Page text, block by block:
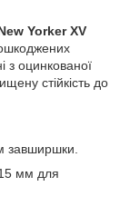
Yorker XV
з оцинкованої
стійкість до
завширшки.
мм для